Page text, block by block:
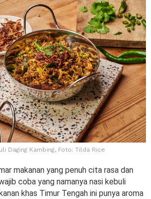
Daging Kambing, Foto: Tilda Rice
makanan yang penuh cita rasa dan
coba yang namanya nasi kebuli
khas Timur Tengah ini punya aroma